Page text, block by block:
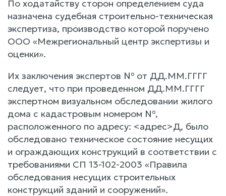
По ходатайству сторон определением суда
назначена судебная строительно-техническая
экспертиза, производство которой поручено
ООО «Межрегиональный центр экспертизы и
оценки».
Их заключения экспертов № от ДД.ММ.ГГГГ
следует, что при проведенном ДД.ММ.ГГГГ
экспертном визуальном обследовании жилого
дома с кадастровым номером №,
расположенного по адресу: <адрес>Д, было
обследовано техническое состояние несущих
и ограждающих конструкций в соответствии с
требованиями СП 13-102-2003 «Правила
обследования несущих строительных
конструкций зданий и сооружений».